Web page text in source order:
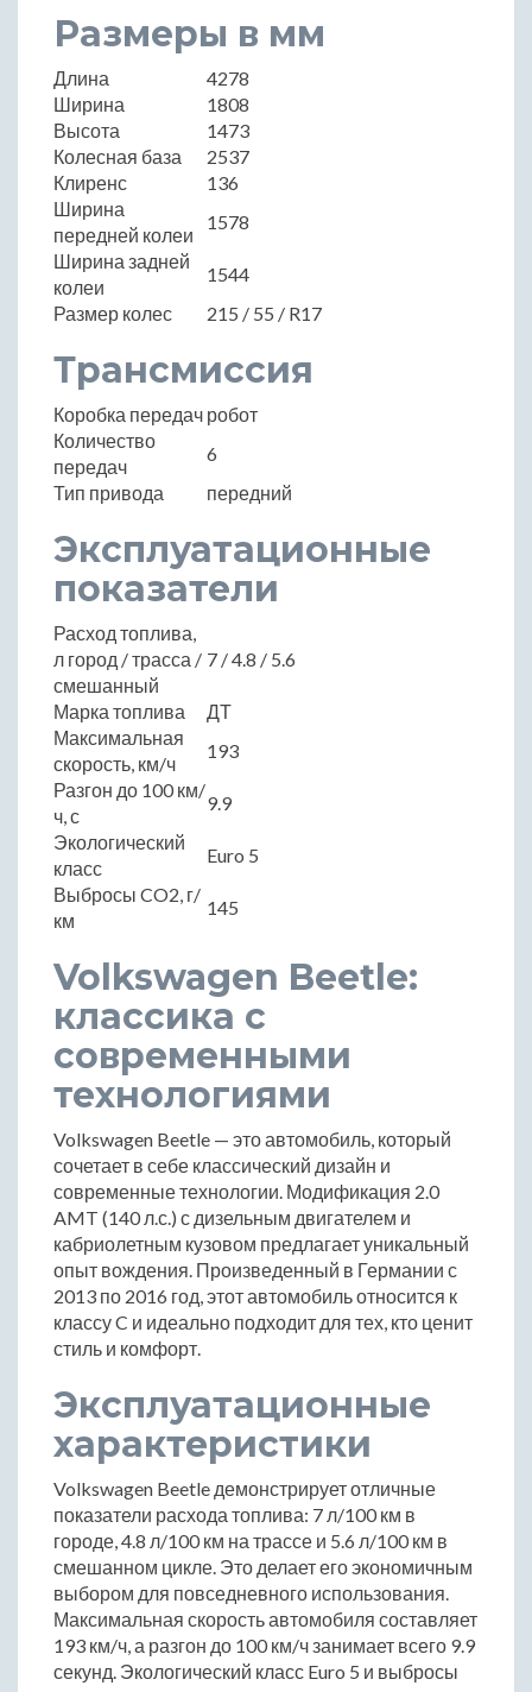
Размеры в мм
Длина
4278
Ширина
1808
Высота
1473
Колесная база
2537
Клиренс
136
Ширина
передней колеи
1578
Ширина задней
колеи
1544
Размер колес
215 / 55 / R17
Трансмиссия
Коробка передач робот
Количество
передач
6
Тип привода
передний
Эксплуатационные
показатели
Расход топлива,
л город / трасса /
смешанный
7 / 4.8 / 5.6
Марка топлива
ДТ
Максимальная
скорость, км/ч
193
Разгон до 100 км/
ч, с
9.9
Экологический
класс
Euro 5
Выбросы CO2, г/
км
145
Volkswagen Beetle:
классика с
современными
технологиями
Volkswagen Beetle — это автомобиль, который
сочетает в себе классический дизайн и
современные технологии. Модификация 2.0
AMT (140 л.с.) с дизельным двигателем и
кабриолетным кузовом предлагает уникальный
опыт вождения. Произведенный в Германии с
2013 по 2016 год, этот автомобиль относится к
классу C и идеально подходит для тех, кто ценит
стиль и комфорт.
Эксплуатационные
характеристики
Volkswagen Beetle демонстрирует отличные
показатели расхода топлива: 7 л/100 км в
городе, 4.8 л/100 км на трассе и 5.6 л/100 км в
смешанном цикле. Это делает его экономичным
выбором для повседневного использования.
Максимальная скорость автомобиля составляет
193 км/ч, а разгон до 100 км/ч занимает всего 9.9
секунд. Экологический класс Euro 5 и выбросы